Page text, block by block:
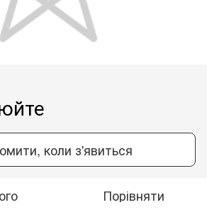
коли з'явиться
Порівняти